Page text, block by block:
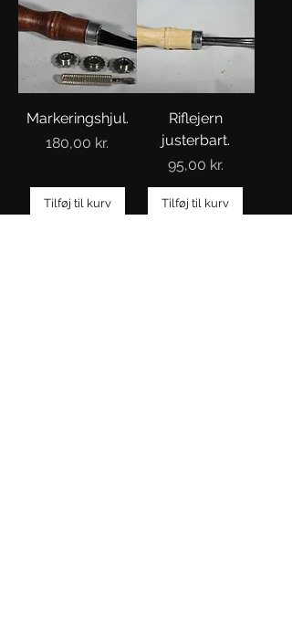
Markeringshjul.
Pris
180,00 kr.
Tilføj til kurv
Riflejern
justerbart.
Pris
95,00 kr.
Tilføj til kurv